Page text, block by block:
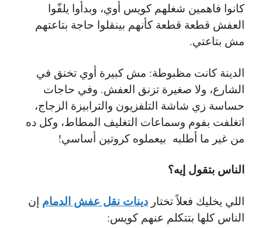
كانوا فاهمين شغلهم كويس أوي، وبدأوا يلفّوا
العفش قطعة قطعة كأنهم بينقلوا حاجة بتاعتهم
مش بتاعتي.
الدينة كانت مظبوطة: مش كبيرة أوي تخنق في
الشارع، ولا صغيرة تزنق العفش. وفي حاجات
حساسة زي شاشة التلفزيون والترابيزة الزجاج،
اتغلفت بفوم وسماعات التغليف المطاط، وكل ده
من غير ما أطلبه بيعملوه كروتين أساسي!
الناس بتقول إيه؟
اللي يخليك فعلاً تختار دينات نقل عفش الدمام إن
الناس كلها بتتكلم عنهم كويس: